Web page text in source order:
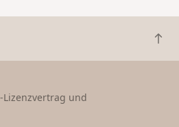
Z
u
und